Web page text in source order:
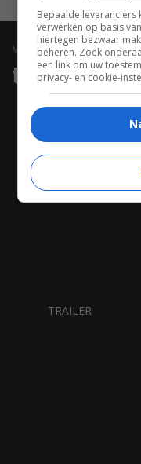
video
trailers &
TRAILER
Bepaalde leveranciers
verwerken op basis
hiertegen bezwaar
beheren. Zoek
een link om uw
privacy- en cookie-